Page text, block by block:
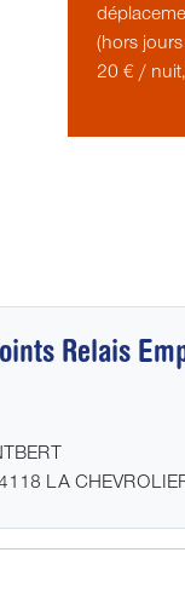
(hors
20 € /
Relais
LA